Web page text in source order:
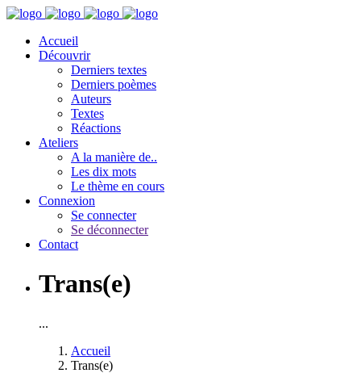
Accueil
Découvrir
Derniers textes
Derniers poèmes
Auteurs
Textes
Réactions
Ateliers
A la manière de..
Les dix mots
Le thème en cours
Connexion
Se connecter
Se déconnecter
Contact
Trans(e)
...
Accueil
Trans(e)